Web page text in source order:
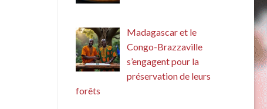
Madagascar et le
Congo-Brazzaville
s’engagent pour la
préservation de leurs
forêts